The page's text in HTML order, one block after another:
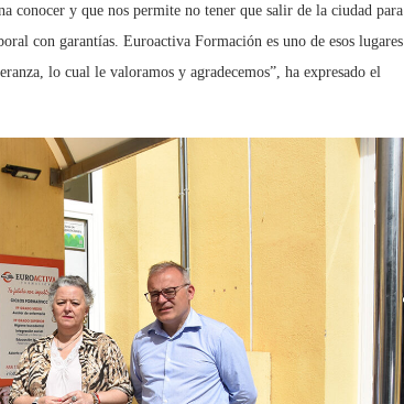
conocer y que nos permite no tener que salir de la ciudad para
con garantías. Euroactiva Formación es uno de esos lugares
lo cual le valoramos y agradecemos”, ha expresado el